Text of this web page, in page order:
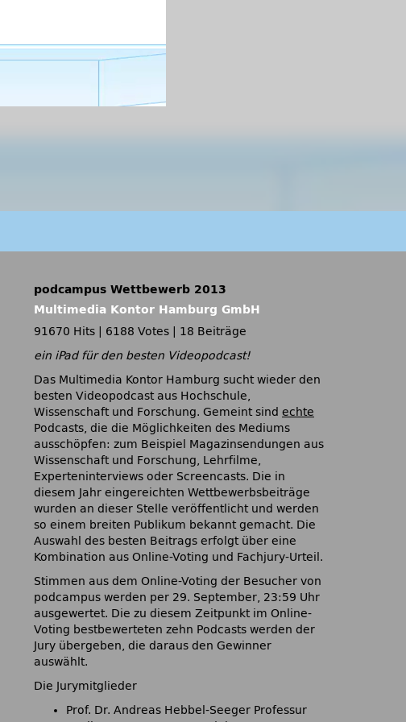
podcampus Wettbewerb 2013
Multimedia Kontor Hamburg GmbH
91670 Hits
6188 Votes
18 Beiträge
ein iPad für den besten Videopodcast!
Das Multimedia Kontor Hamburg sucht wieder den
besten Videopodcast aus Hochschule,
Wissenschaft und Forschung. Gemeint sind echte
Podcasts, die die Möglichkeiten des Mediums
ausschöpfen: zum Beispiel Magazinsendungen aus
Wissenschaft und Forschung, Lehrfilme,
Experteninterviews oder Screencasts. Die in
diesem Jahr eingereichten Wettbewerbsbeiträge
wurden an dieser Stelle veröffentlicht und werden
so einem breiten Publikum bekannt gemacht. Die
Auswahl des besten Beitrags erfolgt über eine
Kombination aus Online-Voting und Fachjury-Urteil.
Stimmen aus dem Online-Voting der Besucher von
podcampus werden per 29. September, 23:59 Uhr
ausgewertet. Die zu diesem Zeitpunkt im Online-
Voting bestbewerteten zehn Podcasts werden der
Jury übergeben, die daraus den Gewinner
auswählt.
Die Jurymitglieder
Prof. Dr. Andreas Hebbel-Seeger Professur